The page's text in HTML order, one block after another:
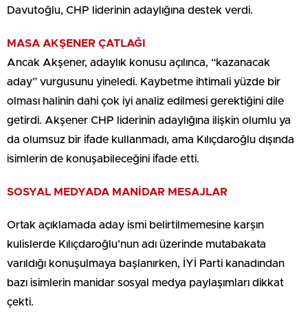
Davutoğlu, CHP liderinin adaylığına destek verdi.
MASA AKŞENER ÇATLAĞI
Ancak Akşener, adaylık konusu açılınca, “kazanacak
aday” vurgusunu yineledi. Kaybetme ihtimali yüzde bir
olması halinin dahi çok iyi analiz edilmesi gerektiğini dile
getirdi. Akşener CHP liderinin adaylığına ilişkin olumlu ya
da olumsuz bir ifade kullanmadı, ama Kılıçdaroğlu dışında
isimlerin de konuşabileceğini ifade etti.
SOSYAL MEDYADA MANİDAR MESAJLAR
Ortak açıklamada aday ismi belirtilmemesine karşın
kulislerde Kılıçdaroğlu’nun adı üzerinde mutabakata
varıldığı konuşulmaya başlanırken, İYİ Parti kanadından
bazı isimlerin manidar sosyal medya paylaşımları dikkat
çekti.